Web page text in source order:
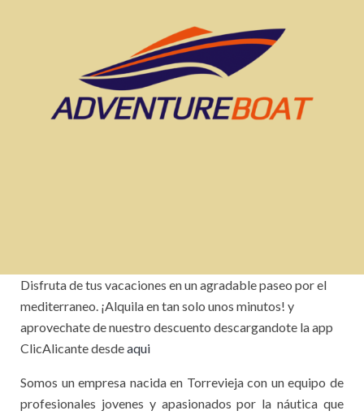
Disfruta de tus vacaciones en un agradable paseo por el
mediterraneo. ¡Alquila en tan solo unos minutos! y
aprovechate de nuestro descuento descargandote la app
ClicAlicante desdeaqui
Somos un empresa nacida en Torrevieja con un equipo de
profesionales jovenes y apasionados por la náutica que